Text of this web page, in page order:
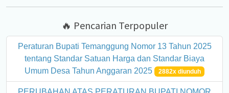
🔥 Pencarian Terpopuler
Peraturan Bupati Temanggung Nomor 13 Tahun 2025
tentang Standar Satuan Harga dan Standar Biaya
Umum Desa Tahun Anggaran 2025
2882x diunduh